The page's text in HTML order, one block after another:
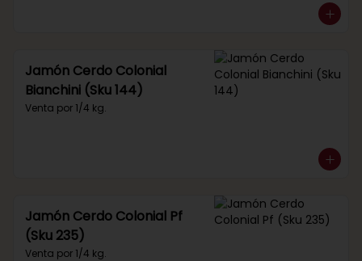
Jamón Cerdo Colonial
Bianchini (Sku 144)
Venta por 1/4 kg.
Jamón Cerdo Colonial Pf
(Sku 235)
Venta por 1/4 kg.